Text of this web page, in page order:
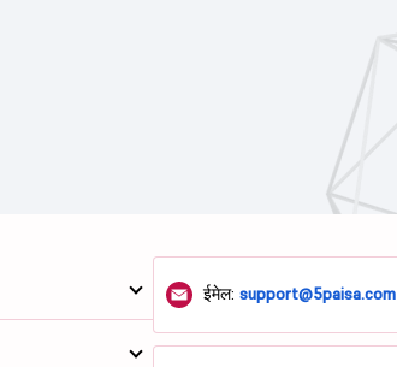
ईमेल:support@5paisa.com